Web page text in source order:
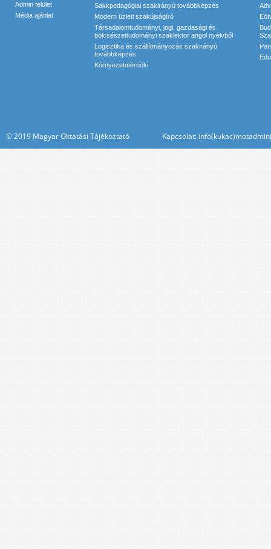
Admin felület
Média ajánlat
Sakkpedagógiai szakirányú továbbképzés
Modern üzleti szakújságíró
Társadalomtudományi, jogi, gazdasági és
bölcsészettudományi szaklektor angol nyelvből
Logisztika és szállítmányozás szakirányú
továbbképzés
Környezetmérnöki
© 2019 Magyar Oktatási Tájékoztató Kapcsolat: